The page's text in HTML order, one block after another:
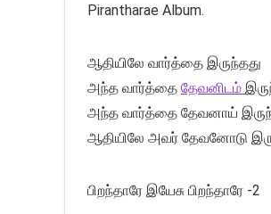
Pirantharae Album.
ஆதியிலே வார்த்தை இருந்தது
அந்த வார்த்தை தேவனிடம்
அந்த வார்த்தை தேவனாய்
ஆதியிலே அவர் தேவனோடு
பிறந்தாரே இயேசு பிறந்தாரே -2